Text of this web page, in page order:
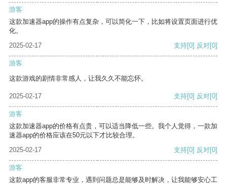
游客
这款加速器app的操作有点复杂，可以简化一下，比如将设置页面进行优
化。
2025-02-17
支持[0] 反对[0]
游客
这款游戏的剧情非常感人，让我久久不能忘怀。
2025-02-17 支持[0] 反对[0]
游客
这款加速器app的价格有点贵，可以适当降低一些。我个人觉得，一款加
速器app的价格应该在50元以下才比较合理。
2025-02-17
支持[0] 反对[0]
游客
这款app的客服非常专业，遇到问题总是能够及时解决，让我能够安心工